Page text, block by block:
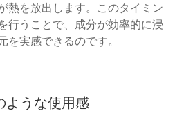
熱を放出します。このタイミン
行うことで、成分が効率的に浸
実感できるのです。
ような使用感